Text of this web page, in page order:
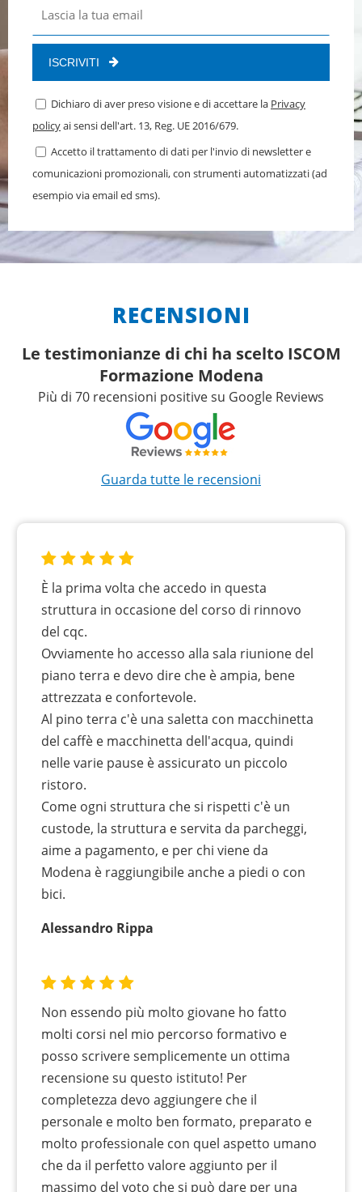
ISCRIVITI
Dichiaro di aver preso visione e di accettare la Privacy
policyai sensi dell'art. 13, Reg. UE 2016/679.
Accetto il trattamento di dati per l'invio di newsletter e
comunicazioni promozionali, con strumenti automatizzati (ad
esempio via email ed sms).
RECENSIONI
Le testimonianze di chi ha scelto ISCOM
Formazione Modena
Più di 70 recensioni positive su Google Reviews
Guarda tutte le recensioni
È la prima volta che accedo in questa
struttura in occasione del corso di rinnovo
del cqc.
Ovviamente ho accesso alla sala riunione del
piano terra e devo dire che è ampia, bene
attrezzata e confortevole.
Al pino terra c'è una saletta con macchinetta
del caffè e macchinetta dell'acqua, quindi
nelle varie pause è assicurato un piccolo
ristoro.
Come ogni struttura che si rispetti c'è un
custode, la struttura e servita da parcheggi,
aime a pagamento, e per chi viene da
Modena è raggiungibile anche a piedi o con
bici.
Alessandro Rippa
Non essendo più molto giovane ho fatto
molti corsi nel mio percorso formativo e
posso scrivere semplicemente un ottima
recensione su questo istituto! Per
completezza devo aggiungere che il
personale e molto ben formato, preparato e
molto professionale con quel aspetto umano
che da il perfetto valore aggiunto per il
massimo del voto che si può dare per una